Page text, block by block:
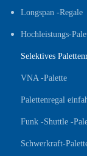
Longspan -Regale
Hochleistungs-
Selektives
VNA -Palette
Palettenregal
Funk -Shuttle -
Schwerkraft-